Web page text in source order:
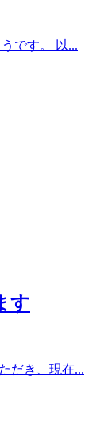
です。 以...
す
だき、現在...